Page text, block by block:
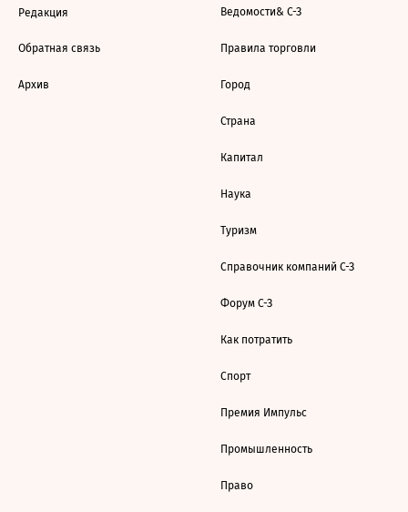
Редакция
Обратная связь
Архив
Ведомости& С-З
Правила торговли
Город
Страна
Капитал
Наука
Туризм
Справочник компаний С-З
Форум С-З
Как потратить
Спорт
Премия Импульс
Промышленность
Право